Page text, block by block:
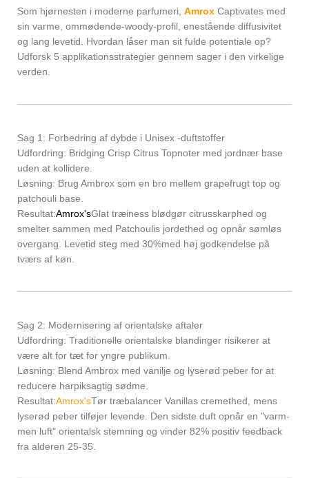
Som hjørnesten i moderne parfumeri, Amrox Captivates med
sin varme, ommødende-woody-profil, enestående diffusivitet
og lang levetid. Hvordan låser man sit fulde potentiale op?
Udforsk 5 applikationsstrategier gennem sager i den virkelige
verden.
Sag 1: Forbedring af dybde i Unisex -duftstoffer
Udfordring: Bridging Crisp Citrus Topnoter med jordnær base
uden at kollidere.
Løsning: Brug Ambrox som en bro mellem grapefrugt top og
patchouli base.
Resultat:Amrox'sGlat træiness blødgør citrusskarphed og
smelter sammen med Patchoulis jordethed og opnår sømløs
overgang. Levetid steg med 30%med høj godkendelse på
tværs af køn.
Sag 2: Modernisering af orientalske aftaler
Udfordring: Traditionelle orientalske blandinger risikerer at
være alt for tæt for yngre publikum.
Løsning: Blend Ambrox med vanilje og lyserød peber for at
reducere harpiksagtig sødme.
Resultat:Amrox'sTør træbalancer Vanillas cremethed, mens
lyserød peber tilføjer levende. Den sidste duft opnår en "varm-
men luft" orientalsk stemning og vinder 82% positiv feedback
fra alderen 25-35.